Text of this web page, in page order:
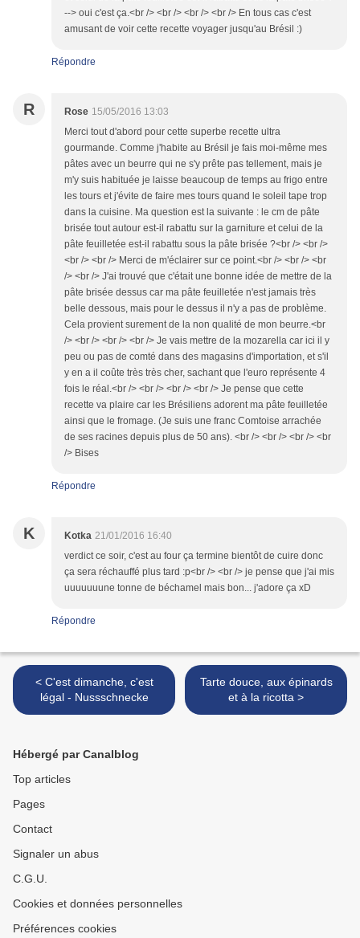
--> oui c'est ça.<br /> <br /> <br /> <br /> En tous cas c'est
amusant de voir cette recette voyager jusqu'au Brésil :)
Répondre
R Rose 15/05/2016 13:03
Merci tout d'abord pour cette superbe recette ultra
gourmande. Comme j'habite au Brésil je fais moi-même mes
pâtes avec un beurre qui ne s'y prête pas tellement, mais je
m'y suis habituée je laisse beaucoup de temps au frigo entre
les tours et j'évite de faire mes tours quand le soleil tape trop
dans la cuisine. Ma question est la suivante : le cm de pâte
brisée tout autour est-il rabattu sur la garniture et celui de la
pâte feuilletée est-il rabattu sous la pâte brisée ?<br /> <br />
<br /> <br /> Merci de m'éclairer sur ce point.<br /> <br /> <br
/> <br /> J'ai trouvé que c'était une bonne idée de mettre de la
pâte brisée dessus car ma pâte feuilletée n'est jamais très
belle dessous, mais pour le dessus il n'y a pas de problème.
Cela provient surement de la non qualité de mon beurre.<br
/> <br /> <br /> <br /> Je vais mettre de la mozarella car ici il y
peu ou pas de comté dans des magasins d'importation, et s'il
y en a il coûte très très cher, sachant que l'euro représente 4
fois le réal.<br /> <br /> <br /> <br /> Je pense que cette
recette va plaire car les Brésiliens adorent ma pâte feuilletée
ainsi que le fromage. (Je suis une franc Comtoise arrachée
de ses racines depuis plus de 50 ans). <br /> <br /> <br /> <br
/> Bises
Répondre
K Kotka 21/01/2016 16:40
verdict ce soir, c'est au four ça termine bientôt de cuire donc
ça sera réchauffé plus tard :p<br /> <br /> je pense que j'ai mis
uuuuuuune tonne de béchamel mais bon... j'adore ça xD
Répondre
< C'est dimanche, c'est
légal - Nussschnecke
Tarte douce, aux épinards
et à la ricotta >
Hébergé par Canalblog
Top articles
Pages
Contact
Signaler un abus
C.G.U.
Cookies et données personnelles
Préférences cookies